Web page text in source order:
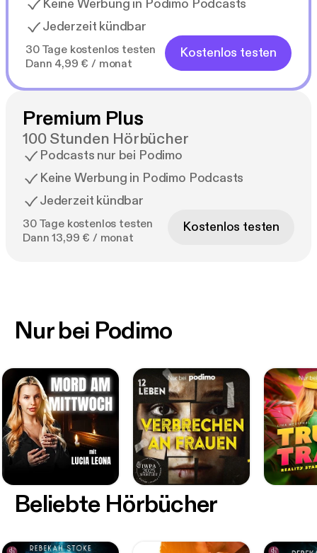
Keine Werbung in Podimo Podcasts
Jederzeit kündbar
30 Tage kostenlos testen
Dann 4,99 € / monat
Kostenlos testen
Premium Plus
100 Stunden Hörbücher
Podcasts nur bei Podimo
Keine Werbung in Podimo Podcasts
Jederzeit kündbar
30 Tage kostenlos testen
Dann 13,99 € / monat
Kostenlos testen
Nur bei Podimo
Beliebte Hörbücher